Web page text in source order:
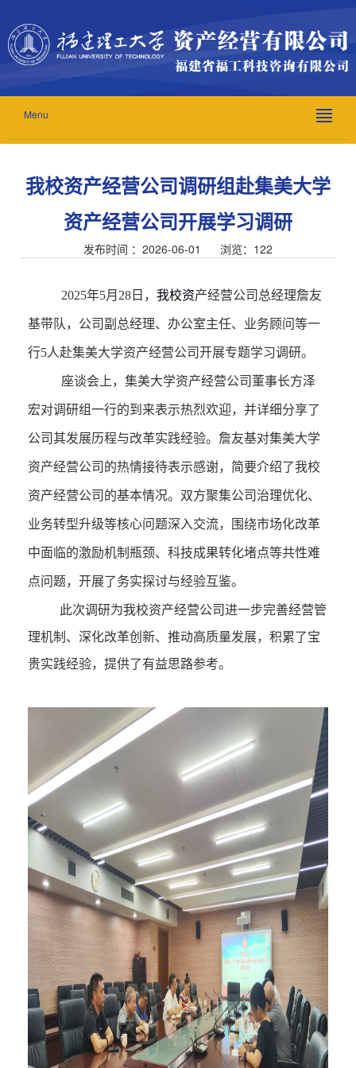
Menu
我校资产经营公司调研组赴集美大学
资产经营公司开展学习调研
发布时间 ：2026-06-01 浏览： 122
2025年5月28 日 ，我校资产经营公司总经理詹友
基带队，公司副总经理、办公室主任、业务顾问等一
行5人赴集美大学资产经营公司开展专题学习调研。
座谈会上，集美大学资产经营公司董事长方泽
宏对调研组一行的到来表示热烈欢迎，并详细分享了
公司其发展历程与改革实践经验。詹友基对集美大学
资产经营公司的热情接待表示感谢，简要介绍了我校
资产经营公司的基本情况。双方聚集公司治理优化、
业务转型升级等核心问题深入交流，围绕市场化改革
中面临的激励机制瓶颈、科技成果转化堵点等共性难
点问题，开展了务实探讨与经验互鉴。
此次调研为我校资产经营公司进一步完善经营管
理机制、深化改革创新、推动高质量发展，积累了宝
贵实践经验，提供了有益思路参考。